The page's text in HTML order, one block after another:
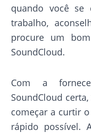
quando você se
trabalho,
procure um
SoundCloud.
Com a
SoundCloud
começar a curtir
rápido possível.